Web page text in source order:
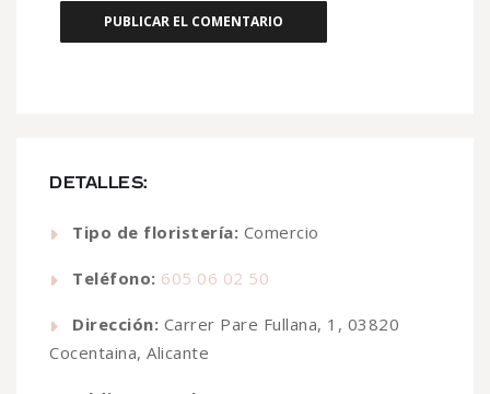
DETALLES:
Tipo de floristería: Comercio
Teléfono: 605 06 02 50
Dirección: Carrer Pare Fullana, 1, 03820
Cocentaina, Alicante